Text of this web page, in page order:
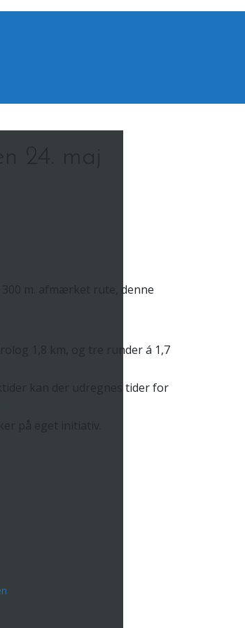
24. maj
m. afmærket rute, denne
1,8 km, og tre runder á 1,7
kan der udregnes tider for
på eget initiativ.